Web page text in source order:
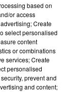
based on
or access
Create
select personalised
content
or combinations
services; Create
personalised
prevent and
and content;